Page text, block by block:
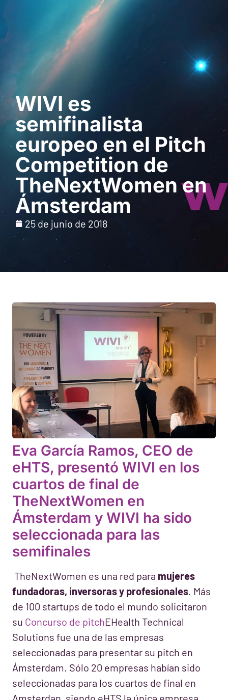
WIVI es
semifinalista
europeo en el Pitch
Competition de
TheNextWomen en
Ámsterdam
25 de junio de 2018
Eva García Ramos, CEO de
eHTS, presentó WIVI en los
cuartos de final de
TheNextWomen en
Ámsterdam y WIVI ha sido
seleccionada para las
semifinales
TheNextWomen es una red para mujeres
fundadoras, inversoras y profesionales. Más
de 100 startups de todo el mundo solicitaron
su Concurso de pitchEHealth Technical
Solutions fue una de las empresas
seleccionadas para presentar su pitch en
Ámsterdam. Sólo 20 empresas habían sido
seleccionadas para los cuartos de final en